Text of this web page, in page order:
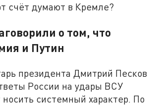
счёт думают в Кремле?
о том, что
и Путин
президента Дмитрий Песков
России на удары ВСУ
носить системный характер. По